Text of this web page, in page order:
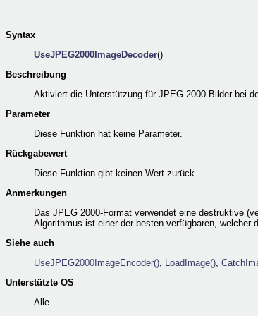
Syntax
UseJPEG2000ImageDecoder()
Beschreibung
Aktiviert die Unterstützung für JPEG 2000 Bilder bei
Parameter
Diese Funktion hat keine Parameter.
Rückgabewert
Diese Funktion gibt keinen Wert zurück.
Anmerkungen
Das JPEG 2000-Format verwendet eine destruktive
Algorithmus ist einer der besten verfügbaren, welcher
Siehe auch
UseJPEG2000ImageEncoder(), LoadImage(),
Unterstützte OS
Alle